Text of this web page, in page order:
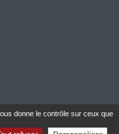
Aucop – 2022
donne le contrôle sur ceux que